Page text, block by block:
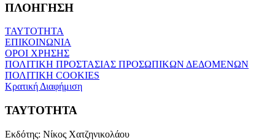
ΠΛΟΗΓΗΣΗ
ΤΑΥΤΟΤΗΤΑ
ΕΠΙΚΟΙΝΩΝΙΑ
ΟΡΟΙ ΧΡΗΣΗΣ
ΠΟΛΙΤΙΚΗ ΠΡΟΣΤΑΣΙΑΣ ΠΡΟΣΩΠΙΚΩΝ ΔΕΔΟΜΕΝΩΝ
ΠΟΛΙΤΙΚΗ COOKIES
Κρατική Διαφήμιση
ΤΑΥΤΟΤΗΤΑ
Εκδότης: Νίκος Χατζηνικολάου